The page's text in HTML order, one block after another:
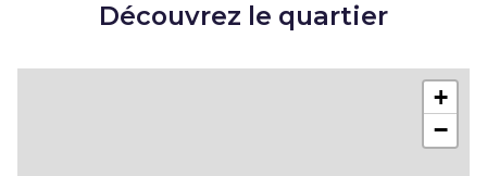
Découvrez le quartier
+
−